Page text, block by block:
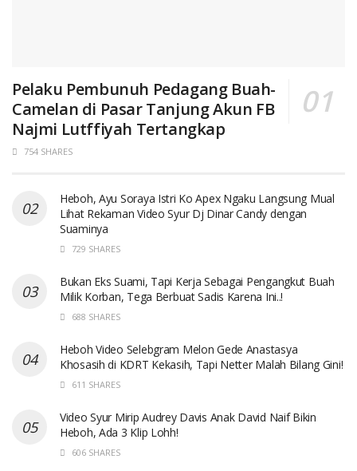
Pelaku Pembunuh Pedagang Buah-
Camelan di Pasar Tanjung Akun FB
Najmi Lutffiyah Tertangkap
754 SHARES
Heboh, Ayu Soraya Istri Ko Apex Ngaku Langsung Mual
Lihat Rekaman Video Syur Dj Dinar Candy dengan
Suaminya
729 SHARES
Bukan Eks Suami, Tapi Kerja Sebagai Pengangkut Buah
Milik Korban, Tega Berbuat Sadis Karena Ini..!
688 SHARES
Heboh Video Selebgram Melon Gede Anastasya
Khosasih di KDRT Kekasih, Tapi Netter Malah Bilang Gini!
611 SHARES
Video Syur Mirip Audrey Davis Anak David Naif Bikin
Heboh, Ada 3 Klip Lohh!
606 SHARES